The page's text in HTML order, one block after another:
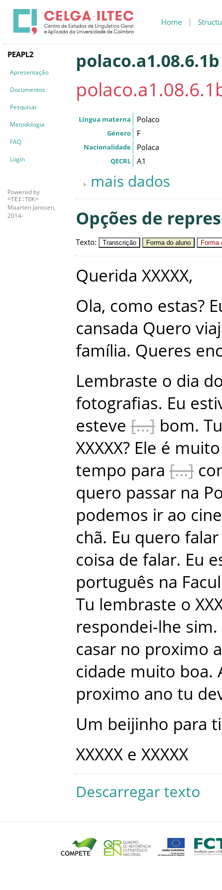
Home |
PEAPL2
Apresentação
Documentos
Pesquisar
Metodologia
FAQ
Login
Powered by
<TEI:TOK>
Maarten Janssen,
2014-
polaco.a1.08.6.1b
Língua materna Polaco
Género F
Nacionalidade Polaca
QECRL A1
mais dados
Opções de
Texto: Transcrição Forma do aluno Forma
Querida XXXXX,
Ola, como estas?
cansada Quero
família. Queres
Lembraste o dia
fotografias. Eu
esteve
bom. Tu
XXXXX? Ele é muito
tempo para
quero passar na
podemos ir ao
chã. Eu quero falar
coisa de falar. Eu
português na
Tu lembraste o
respondei-lhe sim.
casar no proximo
cidade muito boa.
proximo ano tu
Um beijinho para ti
XXXXX e XXXXX
Descarregar texto